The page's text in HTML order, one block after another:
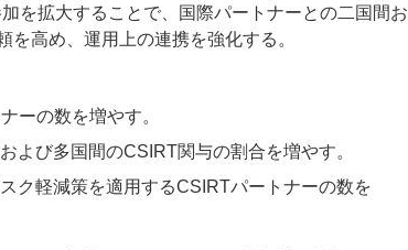
を拡大することで、国際パートナーとの二国間お
を高め、運用上の連携を強化する。
ーの数を増やす。
よび多国間のCSIRT関与の割合を増やす。
ク軽減策を適用するCSIRTパートナーの数を